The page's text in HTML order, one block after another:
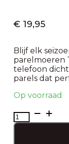
€ 19,95
Blijf elk
parelmoeren
telefoon
parels dat
Op voorraad
Lange
parel